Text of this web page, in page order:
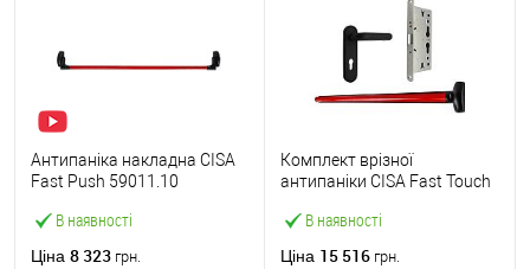
В наявності
Антипаніка накладна CISA
Fast Push 59011.10
штангою 1200 мм червона
Ціна 8 323 грн.
В наявності
Комплект врізної
антипаніки CISA Fast Touch
із замком та ручкою
Ціна 15 516 грн.